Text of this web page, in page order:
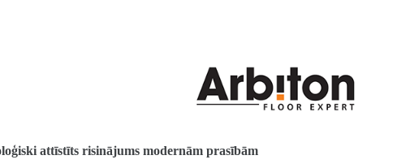
attīstīts risinājums modernām prasībām